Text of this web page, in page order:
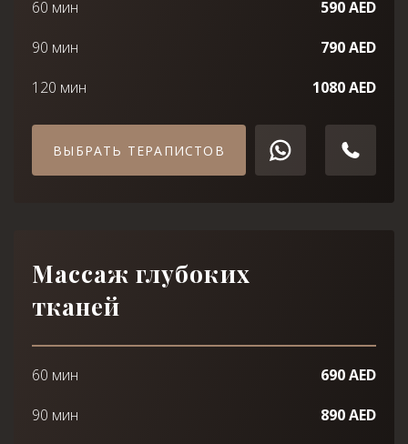
60 мин
590 AED
90 мин
790 AED
120 мин
1080 AED
ВЫБРАТЬ ТЕРАПИСТОВ
Массаж глубоких
тканей
60 мин
690 AED
90 мин
890 AED